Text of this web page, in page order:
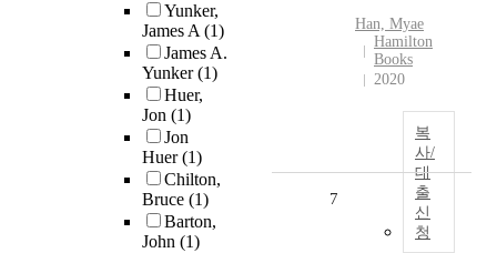
Yunker,
James A(1)
James A.
Yunker(1)
Huer,
Jon (1)
Jon
Huer(1)
Chilton,
Bruce (1)
Barton,
John (1)
Han, Myae
Hamilton
Books
2020
복
사/
대
출
신
청
7